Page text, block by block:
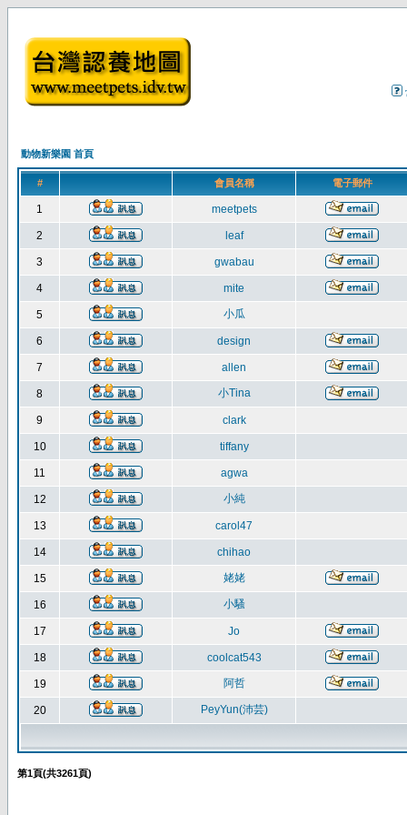
動物新樂園 首頁
# 會員名稱 電子郵件
1 meetpets
2 leaf
3 gwabau
4 mite
5 小瓜
6 design
7 allen
8 小Tina
9 clark
10 tiffany
11 agwa
12 小純
13 carol47
14 chihao
15 姥姥
16 小騷
17 Jo
18 coolcat543
19 阿哲
20 PeyYun(沛芸)
第1頁(共3261頁)